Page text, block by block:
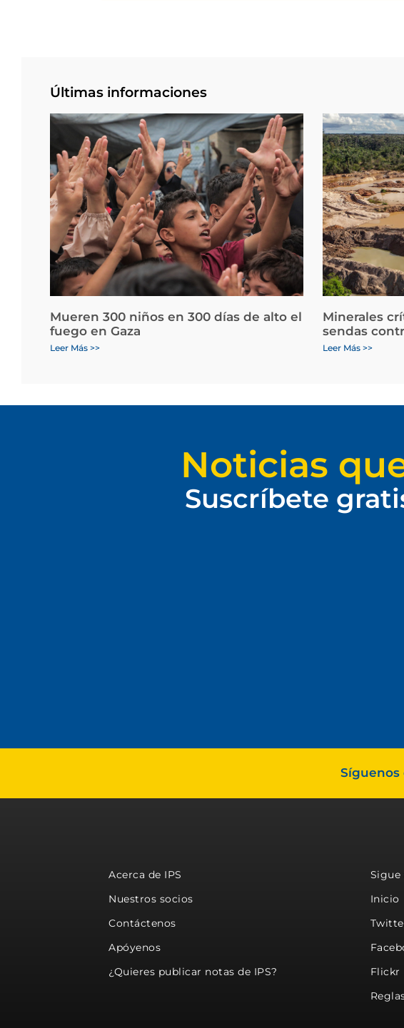
Últimas informaciones
Mueren 300 niños en 300 días de alto el
fuego en Gaza
Leer Más >>
Minerales
sendas
Leer Más >>
Noticias
Suscríbete
Síguenos
Acerca de IPS
Nuestros socios
Contáctenos
Apóyenos
¿Quieres publicar notas de IPS?
Sigue
Inicio
Flickr